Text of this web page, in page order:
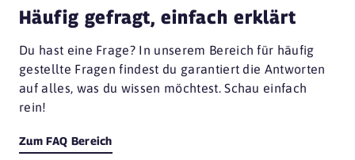
Häufig gefragt, einfach erklärt
Du hast eine Frage? In unserem Bereich für häufig
gestellte Fragen findest du garantiert die Antworten
auf alles, was du wissen möchtest. Schau einfach
rein!
Zum FAQ Bereich